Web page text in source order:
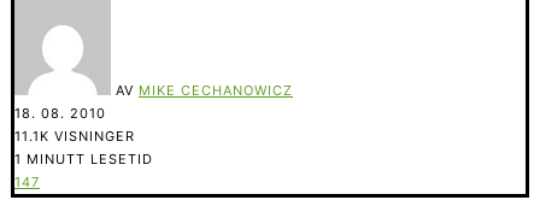
AV MIKE CECHANOWICZ
18. 08. 2010
11.1K VISNINGER
1 MINUTT LESETID
147